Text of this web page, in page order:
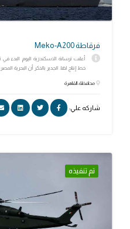
فرقاطة Meko-A200
خط إنتاج لها. الجدير بالذكر أن البحرية
محافظة: القاهرة
شاركه علي:
تم تنفيذه